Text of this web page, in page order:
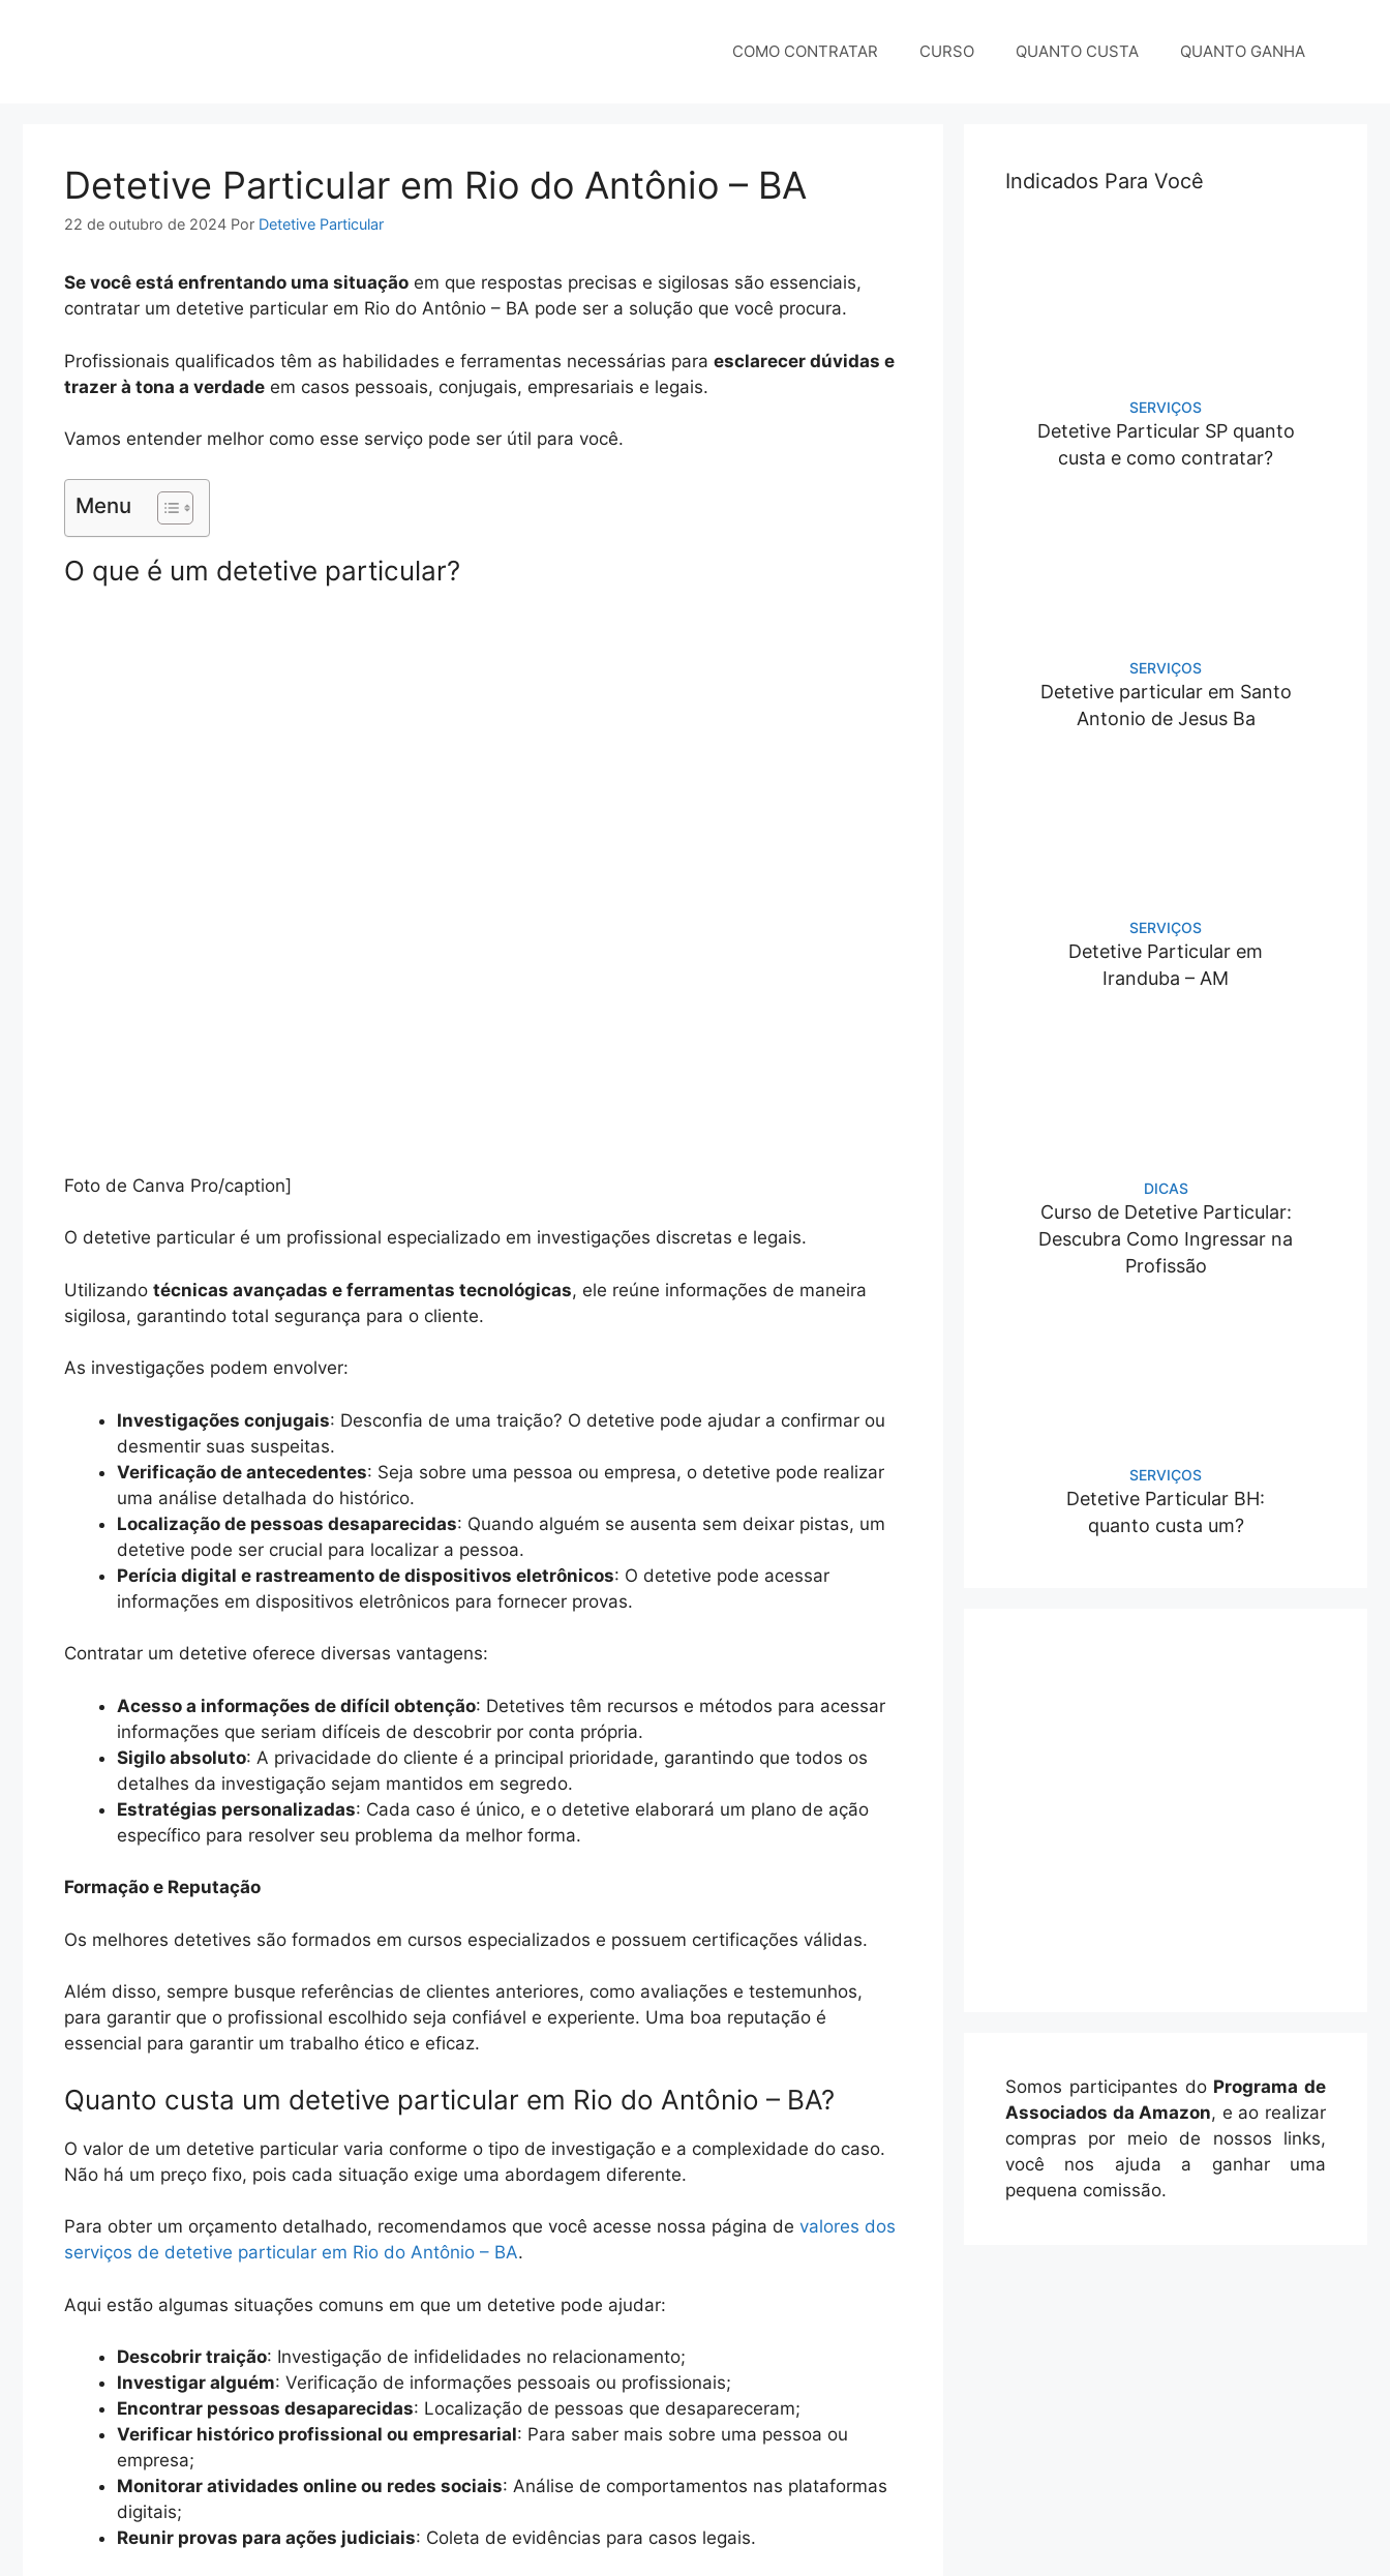
COMO CONTRATAR CURSO QUANTO CUSTA QUANTO GANHA
Detetive Particular em Rio do Antônio – BA
22 de outubro de 2024 Por Detetive Particular
Se você está enfrentando uma situação em que respostas precisas e sigilosas são essenciais,
contratar um detetive particular em Rio do Antônio – BA pode ser a solução que você procura.
Profissionais qualificados têm as habilidades e ferramentas necessárias para esclarecer dúvidas e
trazer à tona a verdade em casos pessoais, conjugais, empresariais e legais.
Vamos entender melhor como esse serviço pode ser útil para você.
Menu
O que é um detetive particular?
Foto de Canva Pro/caption]
O detetive particular é um profissional especializado em investigações discretas e legais.
Utilizando técnicas avançadas e ferramentas tecnológicas, ele reúne informações de maneira
sigilosa, garantindo total segurança para o cliente.
As investigações podem envolver:
Investigações conjugais: Desconfia de uma traição? O detetive pode ajudar a confirmar ou
desmentir suas suspeitas.
Verificação de antecedentes: Seja sobre uma pessoa ou empresa, o detetive pode realizar
uma análise detalhada do histórico.
Localização de pessoas desaparecidas: Quando alguém se ausenta sem deixar pistas, um
detetive pode ser crucial para localizar a pessoa.
Perícia digital e rastreamento de dispositivos eletrônicos: O detetive pode acessar
informações em dispositivos eletrônicos para fornecer provas.
Contratar um detetive oferece diversas vantagens:
Acesso a informações de difícil obtenção: Detetives têm recursos e métodos para acessar
informações que seriam difíceis de descobrir por conta própria.
Sigilo absoluto: A privacidade do cliente é a principal prioridade, garantindo que todos os
detalhes da investigação sejam mantidos em segredo.
Estratégias personalizadas: Cada caso é único, e o detetive elaborará um plano de ação
específico para resolver seu problema da melhor forma.
Formação e Reputação
Os melhores detetives são formados em cursos especializados e possuem certificações válidas.
Além disso, sempre busque referências de clientes anteriores, como avaliações e testemunhos,
para garantir que o profissional escolhido seja confiável e experiente. Uma boa reputação é
essencial para garantir um trabalho ético e eficaz.
Quanto custa um detetive particular em Rio do Antônio – BA?
O valor de um detetive particular varia conforme o tipo de investigação e a complexidade do caso.
Não há um preço fixo, pois cada situação exige uma abordagem diferente.
Para obter um orçamento detalhado, recomendamos que você acesse nossa página de valores dos
serviços de detetive particular em Rio do Antônio – BA.
Aqui estão algumas situações comuns em que um detetive pode ajudar:
Descobrir traição: Investigação de infidelidades no relacionamento;
Investigar alguém: Verificação de informações pessoais ou profissionais;
Encontrar pessoas desaparecidas: Localização de pessoas que desapareceram;
Verificar histórico profissional ou empresarial: Para saber mais sobre uma pessoa ou
empresa;
Monitorar atividades online ou redes sociais: Análise de comportamentos nas plataformas
digitais;
Reunir provas para ações judiciais: Coleta de evidências para casos legais.
Indicados Para Você
SERVIÇOS
Detetive Particular SP quanto
custa e como contratar?
SERVIÇOS
Detetive particular em Santo
Antonio de Jesus Ba
SERVIÇOS
Detetive Particular em
Iranduba – AM
DICAS
Curso de Detetive Particular:
Descubra Como Ingressar na
Profissão
SERVIÇOS
Detetive Particular BH:
quanto custa um?
Somos participantes do Programa de
Associados da Amazon, e ao realizar
compras por meio de nossos links,
você nos ajuda a ganhar uma
pequena comissão.